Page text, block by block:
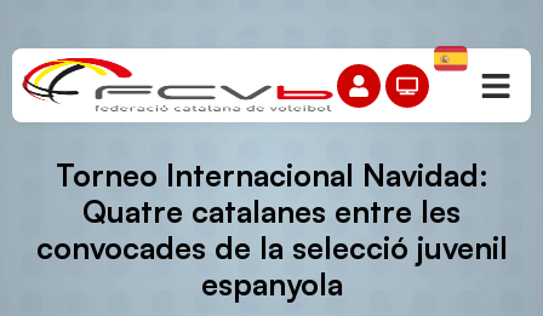
Torneo Internacional Navidad:
Quatre catalanes entre les
convocades de la selecció juvenil
espanyola